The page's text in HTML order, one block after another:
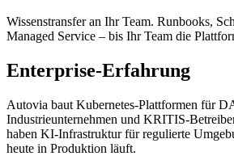
Wissenstransfer an Ihr Team. Runbooks,
Managed Service – bis Ihr Team die
Enterprise-Erfahrung
Autovia baut Kubernetes-Plattformen für
Industrieunternehmen und KRITIS-
haben KI-Infrastruktur für regulierte
heute in Produktion läuft.